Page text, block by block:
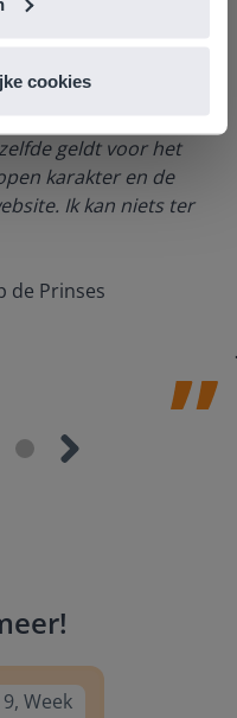
cookies
geldt voor het
karakter en de
Ik kan niets ter
de Prinses
!